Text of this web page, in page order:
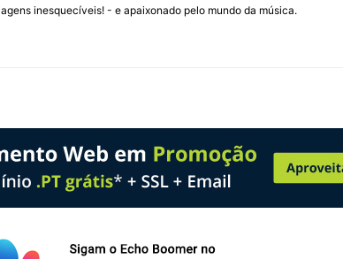
inesquecíveis! - e apaixonado pelo mundo da música.